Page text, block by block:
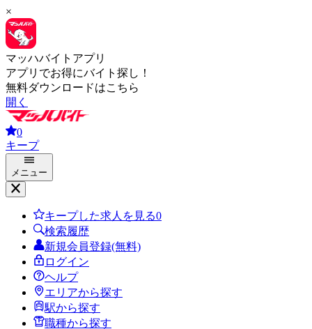
×
マッハバイトアプリ
アプリでお得にバイト探し！
無料ダウンロードはこちら
開く
0
キープ
メニュー
キープした求人を見る0
検索履歴
新規会員登録(無料)
ログイン
ヘルプ
エリアから探す
駅から探す
職種から探す